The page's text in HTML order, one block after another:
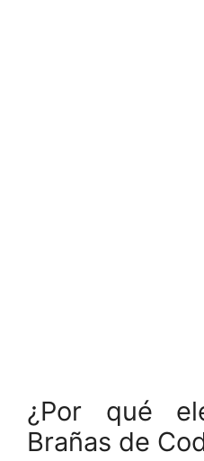
¿Por qué
Brañas de